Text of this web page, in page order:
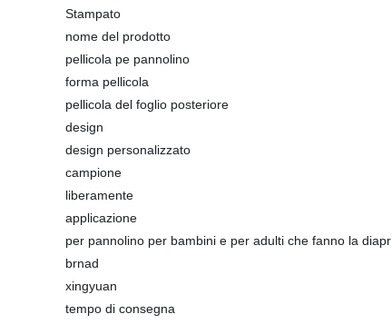
Stampato
nome del prodotto
pellicola pe pannolino
forma pellicola
pellicola del foglio posteriore
design
design personalizzato
campione
liberamente
applicazione
per pannolino per bambini e per adulti che fanno la diapr
brnad
xingyuan
tempo di consegna